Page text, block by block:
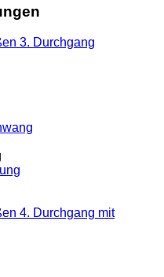
3. Durchgang
4. Durchgang mit